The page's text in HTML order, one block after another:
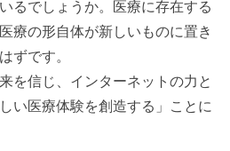
題を理解するために、開発チー
ザーインタビューに参加してい
を解消するためのプロジェクト
のリプレイスプロジェクトがボ
たことがある
るでしょうか。医療に存在する
療の形自体が新しいものに置き
ずです。
を信じ、インターネットの力と
い医療体験を創造する」ことに